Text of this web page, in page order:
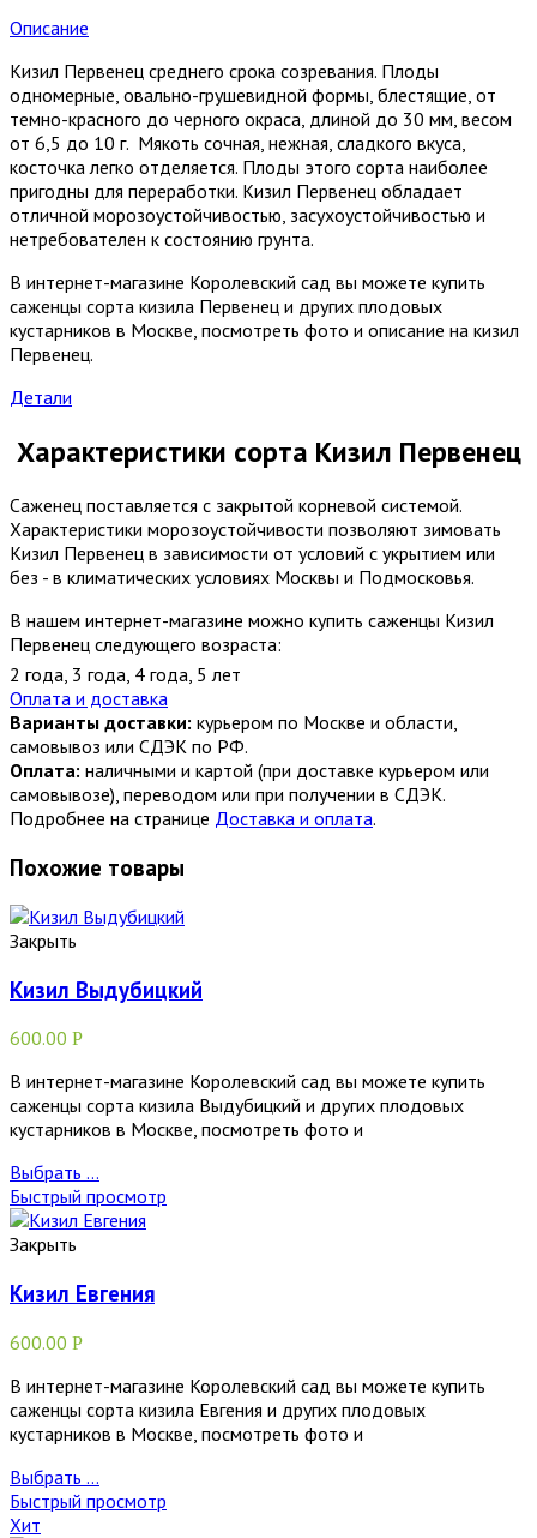
Описание
Кизил Первенец среднего срока созревания. Плоды
одномерные, овально-грушевидной формы, блестящие, от
темно-красного до черного окраса, длиной до 30 мм, весом
от 6,5 до 10 г. Мякоть сочная, нежная, сладкого вкуса,
косточка легко отделяется. Плоды этого сорта наиболее
пригодны для переработки. Кизил Первенец обладает
отличной морозоустойчивостью, засухоустойчивостью и
нетребователен к состоянию грунта.
В интернет-магазине Королевский сад вы можете купить
саженцы сорта кизила Первенец и других плодовых
кустарников в Москве, посмотреть фото и описание на кизил
Первенец.
Детали
Характеристики сорта Кизил Первенец
Саженец поставляется с закрытой корневой системой.
Характеристики морозоустойчивости позволяют зимовать
Кизил Первенец в зависимости от условий с укрытием или
без - в климатических условиях Москвы и Подмосковья.
В нашем интернет-магазине можно купить саженцы Кизил
Первенец следующего возраста:
2 года, 3 года, 4 года, 5 лет
Оплата и доставка
Варианты доставки: курьером по Москве и области,
самовывоз или СДЭК по РФ.
Оплата: наличными и картой (при доставке курьером или
самовывозе), переводом или при получении в СДЭК.
Подробнее на странице Доставка и оплата.
Похожие товары
Закрыть
Кизил Выдубицкий
600.00 Р
В интернет-магазине Королевский сад вы можете купить
саженцы сорта кизила Выдубицкий и других плодовых
кустарников в Москве, посмотреть фото и
Выбрать ...
Быстрый просмотр
Закрыть
Кизил Евгения
600.00 Р
В интернет-магазине Королевский сад вы можете купить
саженцы сорта кизила Евгения и других плодовых
кустарников в Москве, посмотреть фото и
Выбрать ...
Быстрый просмотр
Хит